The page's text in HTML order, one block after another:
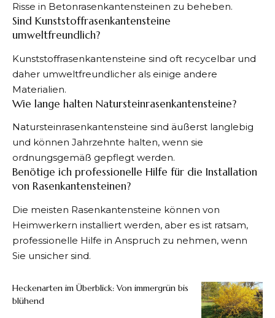
Risse in Betonrasenkantensteinen zu beheben.
Sind Kunststoffrasenkantensteine
umweltfreundlich?
Kunststoffrasenkantensteine sind oft recycelbar und
daher umweltfreundlicher als einige andere
Materialien.
Wie lange halten Natursteinrasenkantensteine?
Natursteinrasenkantensteine sind äußerst langlebig
und können Jahrzehnte halten, wenn sie
ordnungsgemäß gepflegt werden.
Benötige ich professionelle Hilfe für die Installation
von Rasenkantensteinen?
Die meisten Rasenkantensteine können von
Heimwerkern installiert werden, aber es ist ratsam,
professionelle Hilfe in Anspruch zu nehmen, wenn
Sie unsicher sind.
Heckenarten im Überblick: Von immergrün bis
blühend